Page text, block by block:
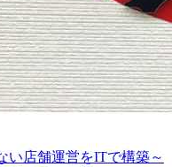
い店舗運営をITで構築～